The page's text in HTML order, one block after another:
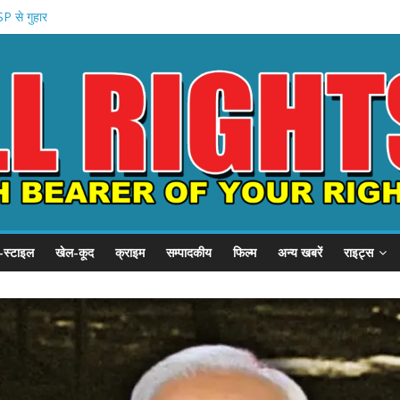
से गुहार
संवाद
शुरू
खेल-कूद क्राइम सम्पादकीय फिल्म अन्य खबरें राइट्स